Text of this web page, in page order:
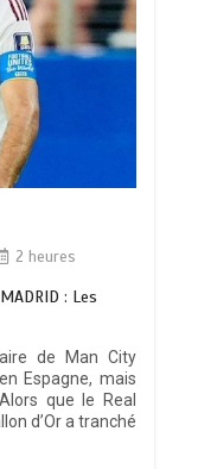
2 heures
MADRID : Les
de Man City
Espagne, mais
que le Real
d’Or a tranché